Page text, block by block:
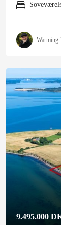
Warming
9.495.000